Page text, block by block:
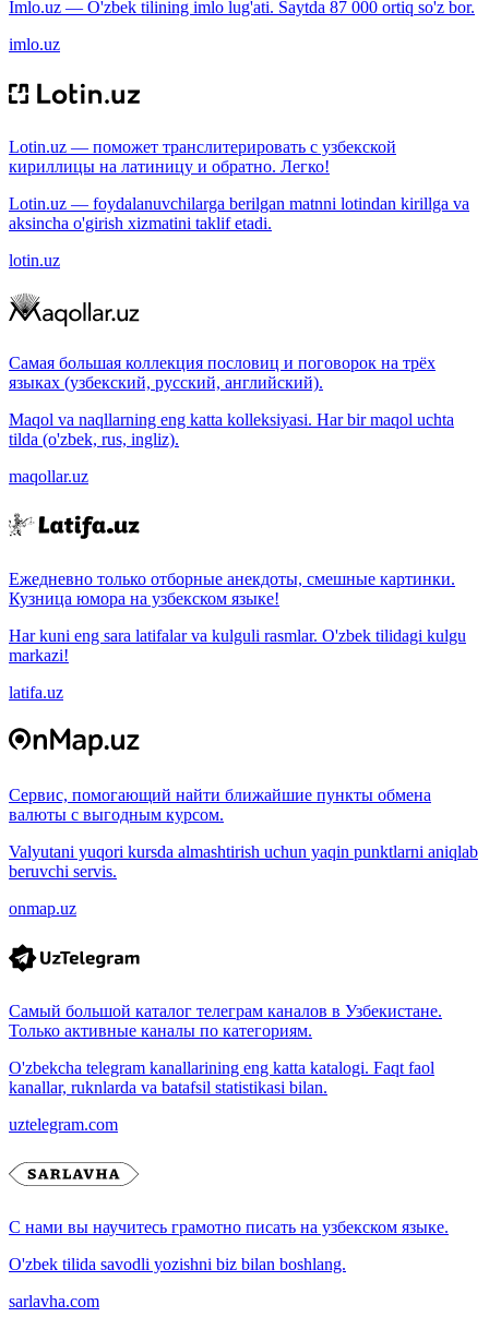
Imlo.uz — O'zbek tilining imlo lug'ati. Saytda 87 000 ortiq so'z bor.
imlo.uz
Lotin.uz — поможет транслитерировать с узбекской
кириллицы на латиницу и обратно. Легко!
Lotin.uz — foydalanuvchilarga berilgan matnni lotindan kirillga va
aksincha o'girish xizmatini taklif etadi.
lotin.uz
Самая большая коллекция пословиц и поговорок на трёх
языках (узбекский, русский, английский).
Maqol va naqllarning eng katta kolleksiyasi. Har bir maqol uchta
tilda (o'zbek, rus, ingliz).
maqollar.uz
Ежедневно только отборные анекдоты, смешные картинки.
Кузница юмора на узбекском языке!
Har kuni eng sara latifalar va kulguli rasmlar. O'zbek tilidagi kulgu
markazi!
latifa.uz
Сервис, помогающий найти ближайшие пункты обмена
валюты с выгодным курсом.
Valyutani yuqori kursda almashtirish uchun yaqin punktlarni aniqlab
beruvchi servis.
onmap.uz
Самый большой каталог телеграм каналов в Узбекистане.
Только активные каналы по категориям.
O'zbekcha telegram kanallarining eng katta katalogi. Faqt faol
kanallar, ruknlarda va batafsil statistikasi bilan.
uztelegram.com
С нами вы научитесь грамотно писать на узбекском языке.
O'zbek tilida savodli yozishni biz bilan boshlang.
sarlavha.com